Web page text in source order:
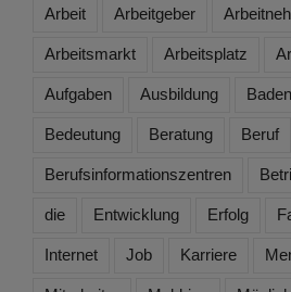
Arbeit Arbeitgeber
Arbeitsmarkt Arbeitsplatz
Aufgaben Ausbildung
Bedeutung Beratung Beruf
Berufsinformationszentren
die Entwicklung Erfolg
Internet Job Karriere